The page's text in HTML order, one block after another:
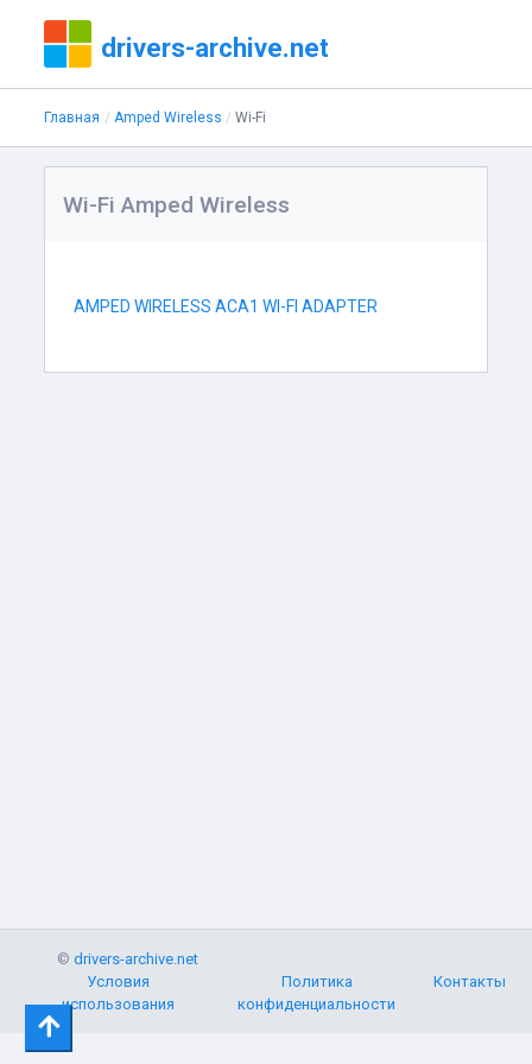
drivers-archive.net
Главная Amped Wireless Wi-Fi
Wi-Fi Amped Wireless
AMPED WIRELESS ACA1 WI-FI ADAPTER
©drivers-archive.net
Условия
использования
Политика
конфиденциальности
Контакты